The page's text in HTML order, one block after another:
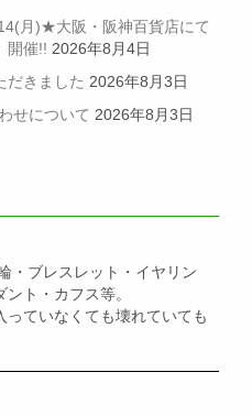
月)★大阪・阪神百貨店にて
開催!! 2026年8月4日
だきました 2026年8月3日
せについて 2026年8月3日
・ブレスレット・イヤリン
ト・カフス等。
ていなくても壊れていても